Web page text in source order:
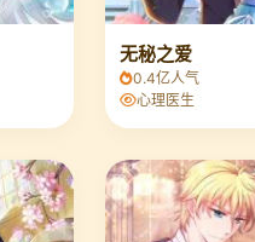
无秘之爱
0.4亿人气
心理医生